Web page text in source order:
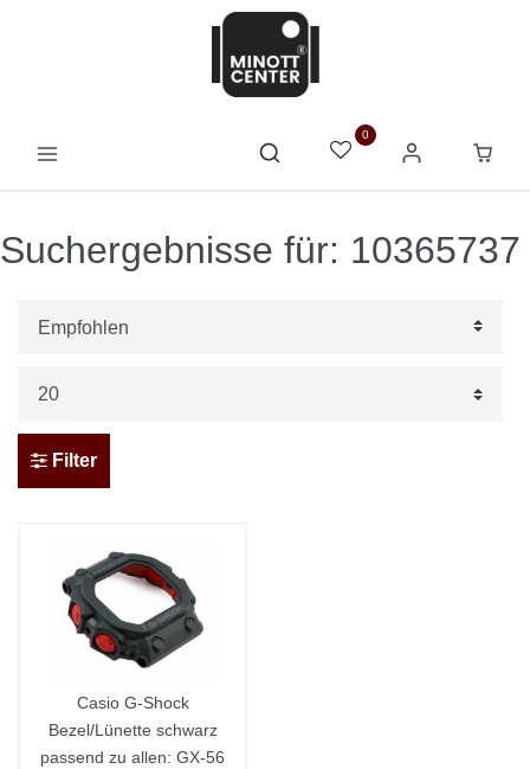
0
Suchergebnisse für: 10365737
Filter
Casio G-Shock
Bezel/Lünette schwarz
passend zu allen: GX-56